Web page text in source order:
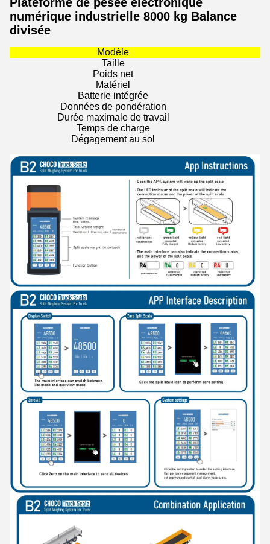
numérique industrielle 8000 kg Balance
divisée
Modèle
Taille
Poids net
Matériel
Batterie intégrée
Données de pondération
Durée maximale de travail
Temps de charge
Dégagement au sol